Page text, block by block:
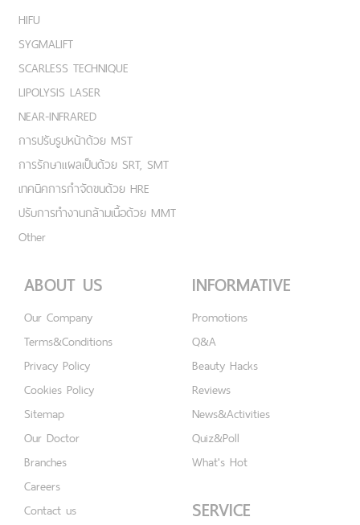
HIFU
SYGMALIFT
SCARLESS TECHNIQUE
LIPOLYSIS LASER
NEAR-INFRARED
การปรับรูปหน้าด้วย MST
การรักษาแผลเป็นด้วย SRT, SMT
เทคนิคการกำจัดขนด้วย HRE
ปรับการทำงานกล้ามเนื้อด้วย MMT
Other
ABOUT US
Our Company
Terms&Conditions
Privacy Policy
Cookies Policy
Sitemap
Our Doctor
Branches
Careers
Contact us
INFORMATIVE
Promotions
Q&A
Beauty Hacks
Reviews
News&Activities
Quiz&Poll
What's Hot
SERVICE